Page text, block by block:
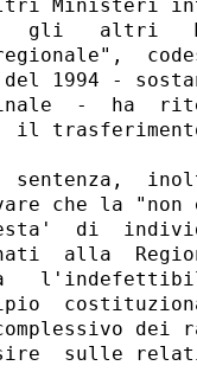
Ministeri
gli   altri
1994 -
-  ha
il
sentenza,
che la
di
alla
sulle